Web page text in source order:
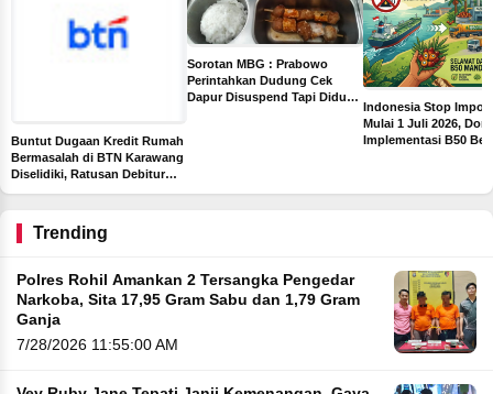
Buntut Dugaan Kredit Rumah
Bermasalah di BTN Karawang
Diselidiki, Ratusan Debitur
Sorotan MBG : Prabowo
Perintahkan Dudung Cek
Dapur Disuspend Tapi Diduga
Indonesia Stop Impor
Mulai 1 Juli 2026,
Implementasi B50
Trending
Polres Rohil Amankan 2 Tersangka Pengedar
Narkoba, Sita 17,95 Gram Sabu dan 1,79 Gram
Ganja
7/28/2026 11:55:00 AM